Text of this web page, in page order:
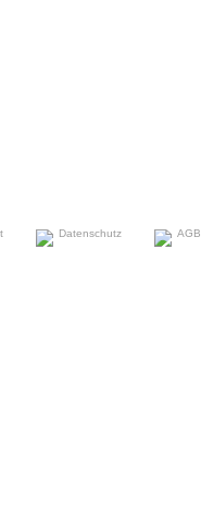
Datenschutz AGB